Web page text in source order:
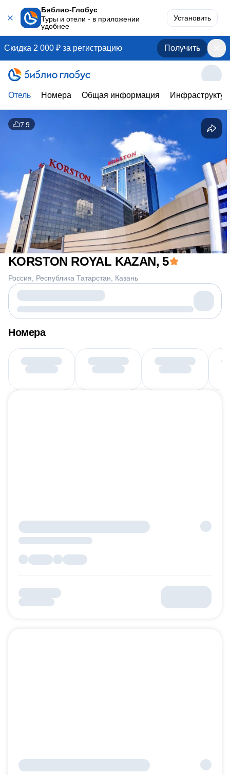
Библио-Глобус
Туры и отели - в приложении
удобнее
Установить
Скидка 2 000 ₽ за регистрацию Получить
Отель Номера Общая информация
KORSTON ROYAL KAZAN, 5
Россия Республика Татарстан Казань
7.9
Номера